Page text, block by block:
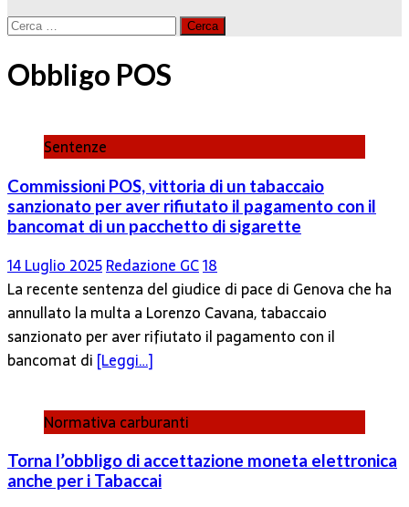
Ricerca
Obbligo POS
Sentenze
Commissioni POS, vittoria di un tabaccaio
sanzionato per aver rifiutato il pagamento con il
bancomat di un pacchetto di sigarette
14 Luglio 2025Redazione GC18
La recente sentenza del giudice di pace di Genova che ha
annullato la multa a Lorenzo Cavana, tabaccaio
sanzionato per aver rifiutato il pagamento con il
bancomat di [Leggi…]
Normativa carburanti
Torna l’obbligo di accettazione moneta elettronica
anche per i Tabaccai